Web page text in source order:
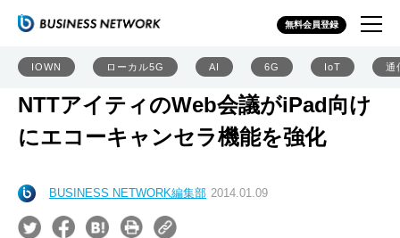
無料会員登録
IOWN ローカル5G AI 6G IoT 通
NTTアイティのWeb会議がiPad向け
にエコーキャンセラ機能を強化
BUSINESS NETWORK編集部 2014.01.09